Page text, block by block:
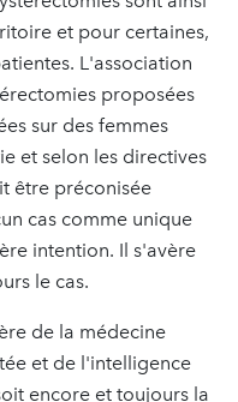
et pour certaines,
L'association
proposées
sur des femmes
et selon les directives
être préconisée
cas comme unique
intention. Il s'avère
le cas.
de la médecine
et de l'intelligence
encore et toujours la